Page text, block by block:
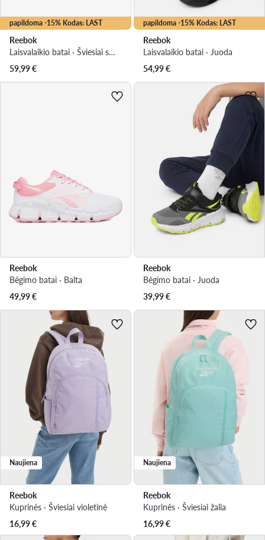
papildoma -15% Kodas: LAST
Reebok
Laisvalaikio batai · Šviesiai smėlinė
59,99€
papildoma -15% Kodas: LAST
Reebok
Laisvalaikio batai · Juoda
54,99€
Reebok
Bėgimo batai · Balta
49,99€
Reebok
Bėgimo batai · Juoda
39,99€
Naujiena
Reebok
Kuprinės · Šviesiai violetinė
16,99€
Naujiena
Reebok
Kuprinės · Šviesiai žalia
16,99€